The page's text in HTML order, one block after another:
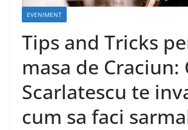
EVENIMENT
Tips and Tricks
masa de Craciun:
Scarlatescu te
cum sa faci